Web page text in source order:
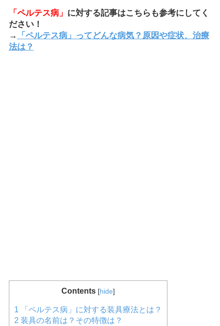
「ペルテス病」 に対する記事はこちらも参考にしてく
ださい！
→
「ペルテス病」ってどんな病気？原因や症状、治療
法は？
Contents [hide]
1 「ペルテス病」に対する装具療法とは？
2 装具の名前は？その特徴は？